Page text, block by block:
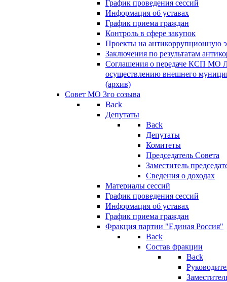
График проведения сессий
Информация об уставах
График приема граждан
Контроль в сфере закупок
Проекты на антикоррупционную
Заключения по результатам
Соглашения о передаче КСП МО
осуществлению внешнего
(архив)
Совет МО 3го созыва
Back
Депутаты
Back
Депутаты
Комитеты
Председатель Совета
Заместитель
Сведения о доходах
Материалы сессий
График проведения сессий
Информация об уставах
График приема граждан
Фракция партии "Единая Россия"
Back
Состав фракции
Back